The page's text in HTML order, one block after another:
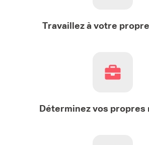
Travaillez à votre
Déterminez vos propres